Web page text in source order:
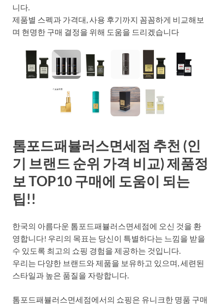
니다.
제품별 스펙과 가격대, 사용 후기까지 꼼꼼하게 비교해보
며 현명한 구매 결정을 위해 도움을 드리겠습니다
톰포드패뷸러스면세점 추천 (인
기 브랜드 순위 가격 비교) 제품정
보 TOP10 구매에 도움이 되는
팁!!
한국의 아름다운 톰포드패뷸러스면세점에 오신 것을 환
영합니다! 우리의 목표는 당신이 특별하다는 느낌을 받을
수 있도록 최고의 쇼핑 경험을 제공하는 것입니다.
우리는 다양한 브랜드와 제품을 보유하고 있으며, 세련된
스타일과 높은 품질을 자랑합니다.
톰포드패뷸러스면세점에서의 쇼핑은 유니크한 명품 구매